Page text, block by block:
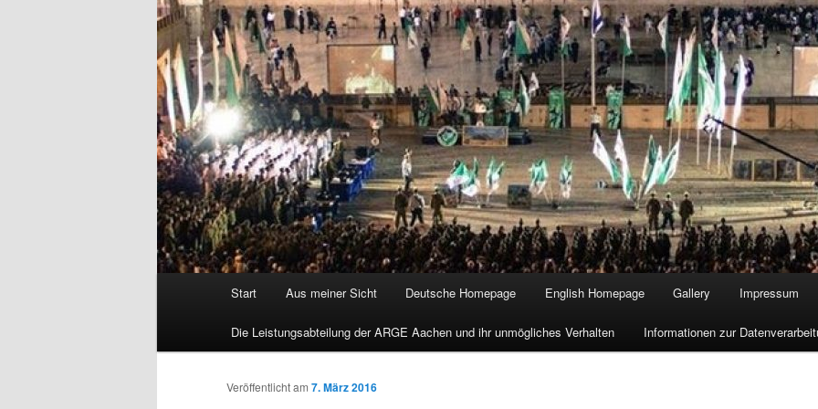
Start Aus meiner Sicht Deutsche Homepage English Homepage Gallery Impressum
Die Leistungsabteilung der ARGE Aachen und ihr unmögliches Verhalten Informationen zur
Veröffentlicht am 7. März 2016